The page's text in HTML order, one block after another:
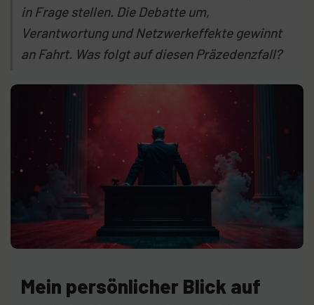
in Frage stellen. Die Debatte um,
Verantwortung und Netzwerkeffekte gewinnt
an Fahrt. Was folgt auf diesen Präzedenzfall?
Mein persönlicher Blick auf